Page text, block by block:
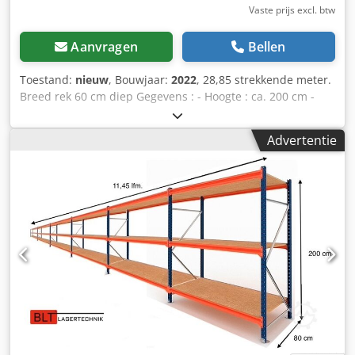
van uw projecten, van planning en bestelling totVaste prijs excl. btw
Aanvragen Bellen
Toestand: nieuw, Bouwjaar: 2022, 28,85 strekkende meter.
Breed rek 60 cm diep Gegevens : - Hoogte : ca. 200 cm -
Diepte : ca. 60 cm - Lengte : ca. 28,85 strekkende meter
Plankenaanbod bestaande uit: - 16 x frame ca. 200 x 60
cm, gedemonteerd. - 90 x traverse ca. 185 cm. - 45 x
steunplank ca. 184,5 x 59,5 cm. - Incl. veiligheidspennen -
Model : BLT , Type WR20/60 - Belasting: 400 kg
legbordbelasting, met gelijkmatig verdeelde belasting.
Cedszrvu Sspfx Agverf - Etages: 3 x opbergniveaus. -
Spaanplaat, naturel. - Standaard blauw. - Nieuw uit
voorraad. - andere hoeveelheden beschikbaar! We kunnen
de frames voormonteren voor een kleine toeslag van
6€/net per stuk. Levering op aanvraag door ons tegen een
gunstige prijs. -- DIRECT MEERDERE KEREN LEVERBAAR.
Prijs : 2360,00 € netto plus wettelijk geldende BTW. U
ontvangt een factuur met btw-vermelding. Transport :
Levering wordt op verzoek uitgevoerd door onze partner
Advertentie